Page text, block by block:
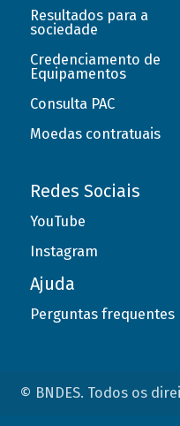
Resultados para a
sociedade
Credenciamento de
Equipamentos
Consulta PAC
Moedas contratuais
Redes Sociais
YouTube
Instagram
Ajuda
Perguntas frequentes
© BNDES. Todos os